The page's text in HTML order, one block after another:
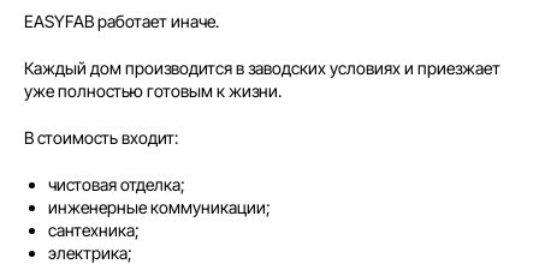
EASYFAB работает иначе.
Каждый дом производится в заводских условиях и приезжает
уже полностью готовым к жизни.
В стоимость входит:
чистовая отделка;
инженерные коммуникации;
сантехника;
электрика;